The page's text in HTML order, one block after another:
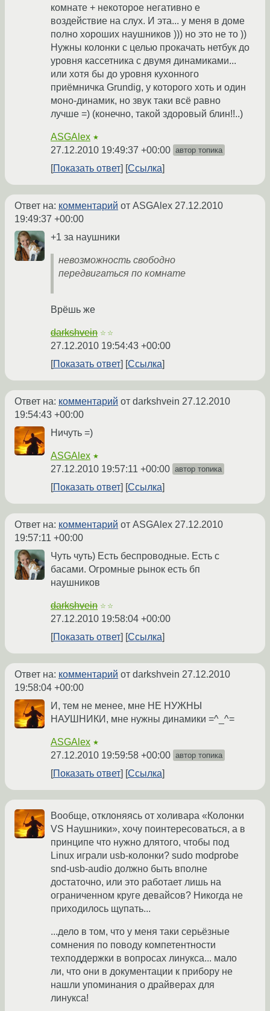
комнате + некоторое негативно е
воздействие на слух. И эта... у меня в доме
полно хороших наушников ))) но это не то ))
Нужны колонки с целью прокачать нетбук до
уровня кассетника с двумя динамиками...
или хотя бы до уровня кухонного
приёмничка Grundig, у которого хоть и один
моно-динамик, но звук таки всё равно
лучше =) (конечно, такой здоровый блин!!..)
ASGAlex ★
27.12.2010 19:49:37 +00:00 автор топика
Показать ответ Ссылка
Ответ на: комментарий от ASGAlex 27.12.2010
19:49:37 +00:00
+1 за наушники
невозможность свободно
передвигаться по комнате
Врёшь же
darkshvein ☆☆
27.12.2010 19:54:43 +00:00
Показать ответ
Ссылка
Ответ на: комментарий от darkshvein 27.12.2010
19:54:43 +00:00
Ничуть =)
ASGAlex ★
27.12.2010 19:57:11 +00:00 автор топика
Показать ответ Ссылка
Ответ на: комментарий от ASGAlex 27.12.2010
19:57:11 +00:00
Чуть чуть) Есть беспроводные. Есть с
басами. Огромные рынок есть бп
наушников
darkshvein ☆☆
27.12.2010 19:58:04 +00:00
Показать ответ
Ссылка
Ответ на: комментарий от darkshvein 27.12.2010
19:58:04 +00:00
И, тем не менее, мне НЕ НУЖНЫ
НАУШНИКИ, мне нужны динамики =^_^=
ASGAlex ★
27.12.2010 19:59:58 +00:00 автор топика
Показать ответ Ссылка
Вообще, отклоняясь от холивара «Колонки
VS Наушники», хочу поинтересоваться, а в
принципе что нужно длятого, чтобы под
Linux играли usb-колонки? sudo modprobe
snd-usb-audio должно быть вполне
достаточно, или это работает лишь на
ограниченном круге девайсов? Никогда не
приходилось щупать...
...дело в том, что у меня таки серьёзные
сомнения по поводу компетентности
техподдержки в вопросах линукса... мало
ли, что они в документации к прибору не
нашли упоминания о драйверах для
линукса!